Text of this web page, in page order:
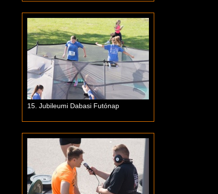
15. Jubileumi Dabasi Futónap